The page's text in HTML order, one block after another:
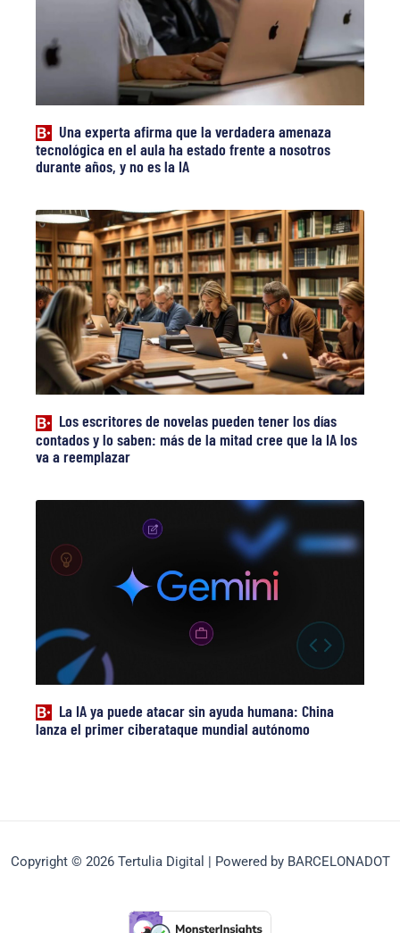
Una experta afirma que la verdadera amenaza
tecnológica en el aula ha estado frente a nosotros
durante años, y no es la IA
Los escritores de novelas pueden tener los días
contados y lo saben: más de la mitad cree que la IA los
va a reemplazar
La IA ya puede atacar sin ayuda humana: China
lanza el primer ciberataque mundial autónomo
Copyright © 2026 Tertulia Digital | Powered by BARCELONADOT